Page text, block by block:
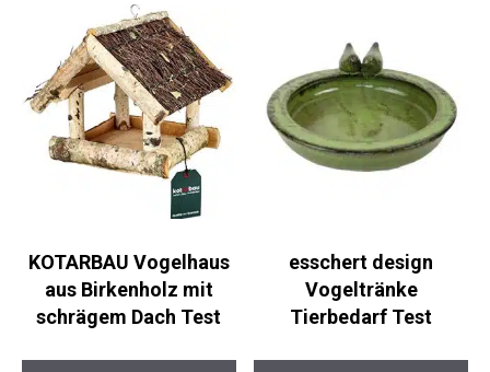
KOTARBAU Vogelhaus
aus Birkenholz mit
schrägem Dach Test
esschert design
Vogeltränke
Tierbedarf Test